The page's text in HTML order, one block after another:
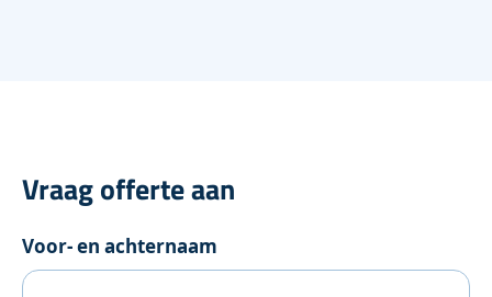
Vraag offerte aan
Voor- en achternaam